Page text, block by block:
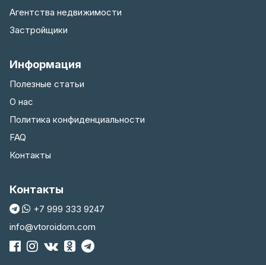
Агентства недвижимости
Застройщики
Информация
Полезные статьи
О нас
Политика конфиденциальности
FAQ
Контакты
Контакты
+7 999 333 9247
info@vtoroidom.com